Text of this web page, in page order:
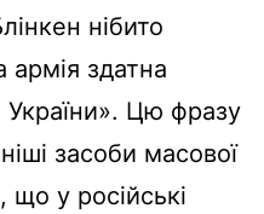
нібито
армія здатна
України». Цю фразу
засоби масової
у російські